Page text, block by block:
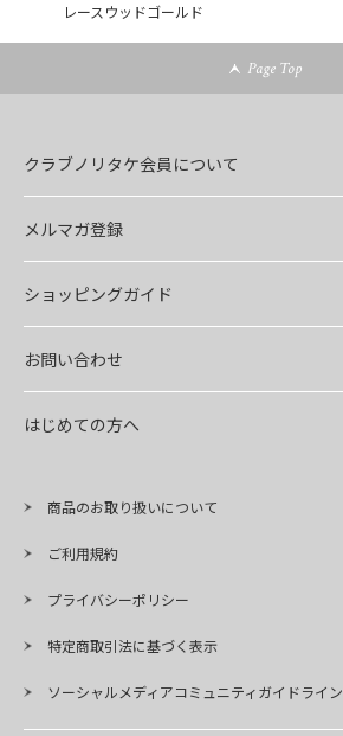
レースウッドゴールド
Page Top
クラブノリタケ会員について
メルマガ登録
ショッピングガイド
お問い合わせ
はじめての方へ
商品のお取り扱いについて
ご利用規約
プライバシーポリシー
特定商取引法に基づく表示
ソーシャルメディアコミュニティガイドライン